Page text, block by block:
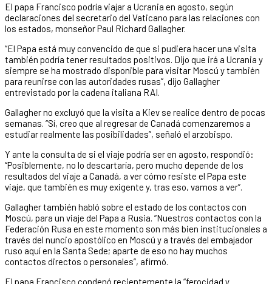
El papa Francisco podría viajar a Ucrania en agosto, según
declaraciones del secretario del Vaticano para las relaciones con
los estados, monseñor Paul Richard Gallagher.
“El Papa está muy convencido de que si pudiera hacer una visita
también podría tener resultados positivos. Dijo que irá a Ucrania y
siempre se ha mostrado disponible para visitar Moscú y también
para reunirse con las autoridades rusas”, dijo Gallagher
entrevistado por la cadena italiana RAI.
Gallagher no excluyó que la visita a Kiev se realice dentro de pocas
semanas. “Sí, creo que al regresar de Canadá comenzaremos a
estudiar realmente las posibilidades”, señaló el arzobispo.
Y ante la consulta de si el viaje podría ser en agosto, respondió:
“Posiblemente, no lo descartaría, pero mucho depende de los
resultados del viaje a Canadá, a ver cómo resiste el Papa este
viaje, que también es muy exigente y, tras eso, vamos a ver”.
Gallagher también habló sobre el estado de los contactos con
Moscú, para un viaje del Papa a Rusia. “Nuestros contactos con la
Federación Rusa en este momento son más bien institucionales a
través del nuncio apostólico en Moscú y a través del embajador
ruso aquí en la Santa Sede; aparte de eso no hay muchos
contactos directos o personales”, afirmó.
El papa Francisco condenó recientemente la “ferocidad y